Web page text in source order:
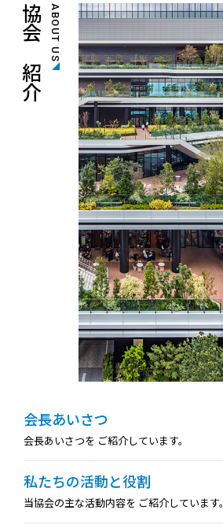
協会の紹介ABOUT US
会長あいさつ
会長あいさつを ご紹介しています。
私たちの活動と役割
当協会の主な活動内容を ご紹介しています。